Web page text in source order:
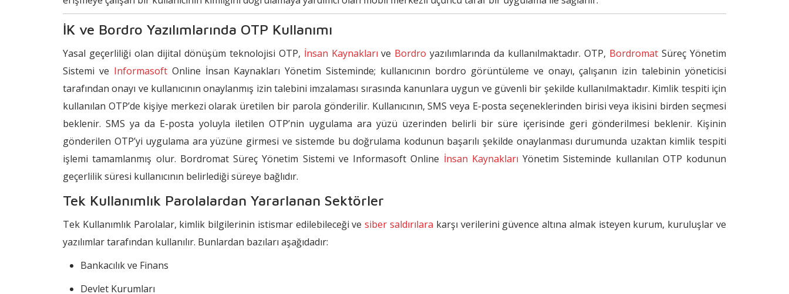
İK ve Bordro Yazılımlarında OTP Kullanımı
Yasal geçerliliği olan dijital dönüşüm teknolojisi OTP, İnsan Kaynakları ve Bordro yazılımlarında da kullanılmaktadır. OTP, Bordromat Süreç Yönetim
Sistemi ve InformasoftOnline İnsan Kaynakları Yönetim Sisteminde; kullanıcının bordro görüntüleme ve onayı, çalışanın izin talebinin yöneticisi
tarafından onayı ve kullanıcının onaylanmış izin talebini imzalaması sırasında kanunlara uygun ve güvenli bir şekilde kullanılmaktadır. Kimlik tespiti için
kullanılan OTP’de kişiye merkezi olarak üretilen bir parola gönderilir. Kullanıcının, SMS veya E-posta seçeneklerinden birisi veya ikisini birden seçmesi
beklenir. SMS ya da E-posta yoluyla iletilen OTP’nin uygulama ara yüzü üzerinden belirli bir süre içerisinde geri gönderilmesi beklenir. Kişinin
gönderilen OTP’yi uygulama ara yüzüne girmesi ve sistemde bu doğrulama kodunun başarılı şekilde onaylanması durumunda uzaktan kimlik tespiti
işlemi tamamlanmış olur. Bordromat Süreç Yönetim Sistemi ve Informasoft Online İnsan Kaynakları Yönetim Sisteminde kullanılan OTP kodunun
geçerlilik süresi kullanıcının belirlediği süreye bağlıdır.
Tek Kullanımlık Parolalardan Yararlanan Sektörler
Tek Kullanımlık Parolalar, kimlik bilgilerinin istismar edilebileceği vesiber saldırılara karşı verilerini güvence altına almak isteyen kurum, kuruluşlar ve
yazılımlar tarafından kullanılır. Bunlardan bazıları aşağıdadır:
Bankacılık ve Finans
Devlet Kurumları